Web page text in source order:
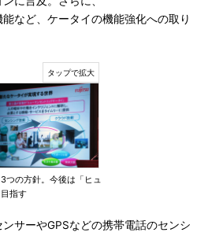
など、ケータイの機能強化への取り
つの方針。今後は「ヒュ
指す
サーやGPSなどの携帯電話のセンシ